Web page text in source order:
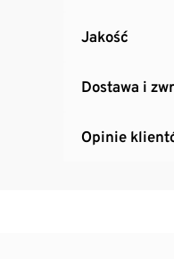
Jakość
Dostawa i
Opinie